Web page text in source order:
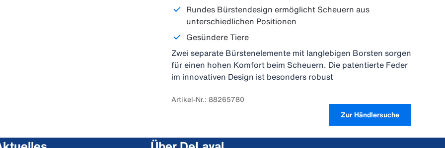
Rundes Bürstendesign ermöglicht Scheuern aus
unterschiedlichen Positionen
Gesündere Tiere
Zwei separate Bürstenelemente mit langlebigen Borsten sorgen
für einen hohen Komfort beim Scheuern. Die patentierte Feder
im innovativen Design ist besonders robust
Artikel-Nr.: 88265780
Zur Händlersuche